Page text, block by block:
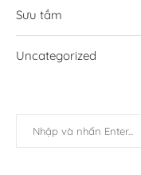
Sưu tầm
Uncategorized